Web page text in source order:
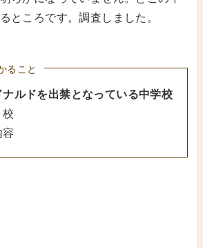
ところです。調査しました。
ること
ルドを出禁となっている中学校
校
容